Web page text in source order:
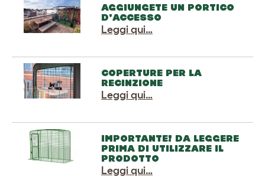
AGGIUNGETE UN PORTICO
D'ACCESSO
Leggi qui…
COPERTURE PER LA
RECINZIONE
Leggi qui…
IMPORTANTE! DA LEGGERE
PRIMA DI UTILIZZARE IL
PRODOTTO
Leggi qui…